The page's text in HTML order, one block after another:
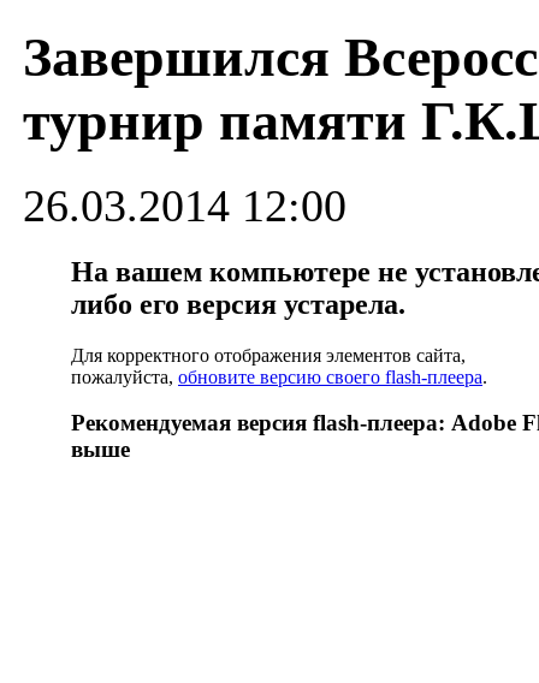
Завершился
турнир памяти
26.03.2014 12:00
На вашем компьютере не
либо его версия устарела.
Для корректного отображения элементов сайта,
пожалуйста, обновите версию своего flash-плеера.
Рекомендуемая версия flash-плеера: Adobe
выше